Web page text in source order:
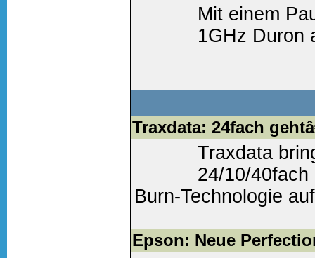
Mit einem
1GHz Duron
Traxdata: 24fach
Traxdata
24/10/
Burn-Technologie
Weiter lesen (0
Epson: Neue